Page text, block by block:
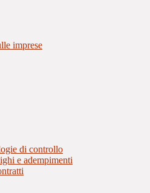
imprese
di controllo
e adempimenti